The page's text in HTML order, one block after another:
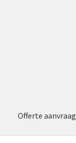
Offerte aanvraag